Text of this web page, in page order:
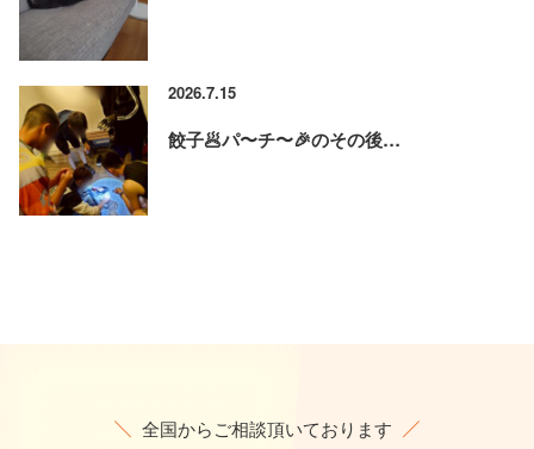
2026.7.15
餃子🥟パ〜チ〜🎉のその後…
全国からご相談頂いております